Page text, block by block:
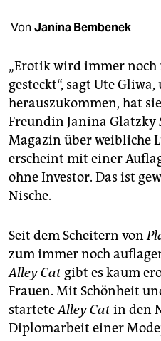
shop
fragen & hilfe
unterstützen
abo
genossenschaft
epaper login
Von Janina Bembenek
„Erotik wird immer noch
gesteckt“, sagt Ute
herauszukommen, hat
Freundin Janina Glatzky
Magazin über weibliche
erscheint mit einer
ohne Investor. Das ist
Nische.
Seit dem Scheitern von
zum immer noch
Alley Cat gibt es kaum
Frauen. Mit Schönheit
starteteAlley Catin den
Diplomarbeit einer